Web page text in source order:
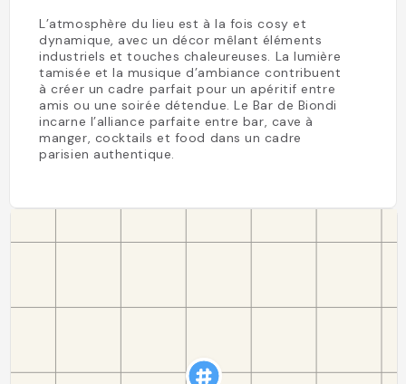
L’atmosphère du lieu est à la fois cosy et
dynamique, avec un décor mêlant éléments
industriels et touches chaleureuses. La lumière
tamisée et la musique d’ambiance contribuent
à créer un cadre parfait pour un apéritif entre
amis ou une soirée détendue. Le Bar de Biondi
incarne l’alliance parfaite entre bar, cave à
manger, cocktails et food dans un cadre
parisien authentique.